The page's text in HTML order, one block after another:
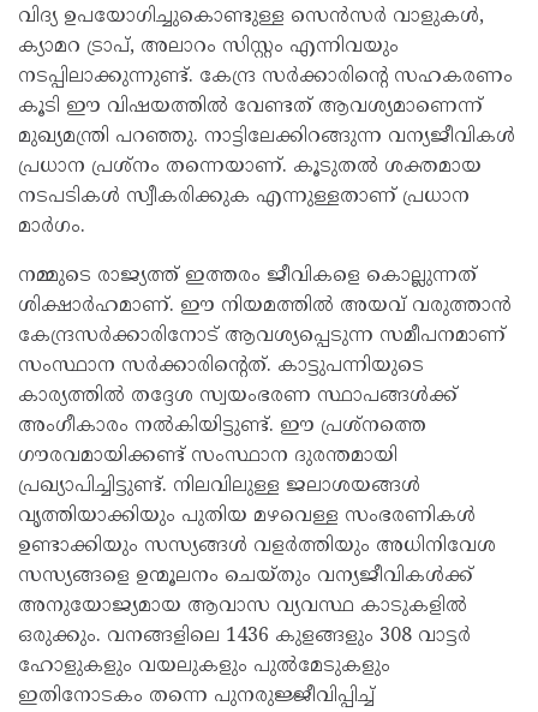
വിദ്യ ഉപയോഗിച്ചുകൊണ്ടുള്ള സെൻസർ വാളുകൾ,
ക്യാമറ ട്രാപ്, അലാറം സിസ്റ്റം എന്നിവയും
നടപ്പിലാക്കുന്നുണ്ട്. കേന്ദ്ര സർക്കാരിന്റെ സഹകരണം
കൂടി ഈ വിഷയത്തിൽ വേണ്ടത് ആവശ്യമാണെന്ന്
മുഖ്യമന്ത്രി പറഞ്ഞു. നാട്ടിലേക്കിറങ്ങുന്ന വന്യജീവികൾ
പ്രധാന പ്രശ്നം തന്നെയാണ്. കൂടുതൽ ശക്തമായ
നടപടികൾ സ്വീകരിക്കുക എന്നുള്ളതാണ് പ്രധാന
മാർഗം.
നമ്മുടെ രാജ്യത്ത് ഇത്തരം ജീവികളെ കൊല്ലുന്നത്
ശിക്ഷാർഹമാണ്. ഈ നിയമത്തിൽ അയവ് വരുത്താൻ
കേന്ദ്രസർക്കാരിനോട് ആവശ്യപ്പെടുന്ന സമീപനമാണ്
സംസ്ഥാന സർക്കാരിന്റെത്. കാട്ടുപന്നിയുടെ
കാര്യത്തിൽ തദ്ദേശ സ്വയംഭരണ സ്ഥാപങ്ങൾക്ക്
അംഗീകാരം നൽകിയിട്ടുണ്ട്. ഈ പ്രശ്നത്തെ
ഗൗരവമായിക്കണ്ട് സംസ്ഥാന ദുരന്തമായി
പ്രഖ്യാപിച്ചിട്ടുണ്ട്. നിലവിലുള്ള ജലാശയങ്ങൾ
വൃത്തിയാക്കിയും പുതിയ മഴവെള്ള സംഭരണികൾ
ഉണ്ടാക്കിയും സസ്യങ്ങൾ വളർത്തിയും അധിനിവേശ
സസ്യങ്ങളെ ഉന്മൂലനം ചെയ്തും വന്യജീവികൾക്ക്
അനുയോജ്യമായ ആവാസ വ്യവസ്ഥ കാടുകളിൽ
ഒരുക്കും. വനങ്ങളിലെ 1436 കുളങ്ങളും 308 വാട്ടർ
ഹോളുകളും വയലുകളും പുൽമേടുകളും
ഇതിനോടകം തന്നെ പുനരുജ്ജീവിപ്പിച്ച്